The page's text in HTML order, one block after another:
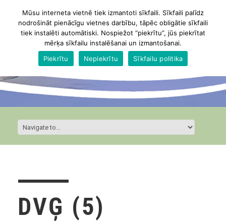
DVĢ (5)
Mūsu interneta vietnē tiek izmantoti sīkfaili. Sīkfaili palīdz
nodrošināt pienācīgu vietnes darbību, tāpēc obligātie sīkfaili
tiek instalēti automātiski. Nospiežot “piekrītu”, jūs piekrītat
mērķa sīkfailu instalēšanai un izmantošanai.
Piekrītu
Nepiekrītu Sīkfailu politika